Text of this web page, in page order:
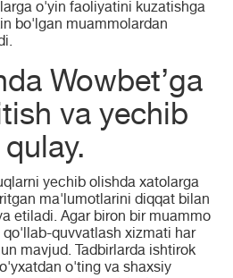
o'yin faoliyatini kuzatishga
bo'lgan muammolardan
Wowbet’ga
va yechib
yechib olishda xatolarga
ma'lumotlarini diqqat bilan
etiladi. Agar biron bir muammo
quvvatlash xizmati har
mavjud. Tadbirlarda ishtirok
o'ting va shaxsiy